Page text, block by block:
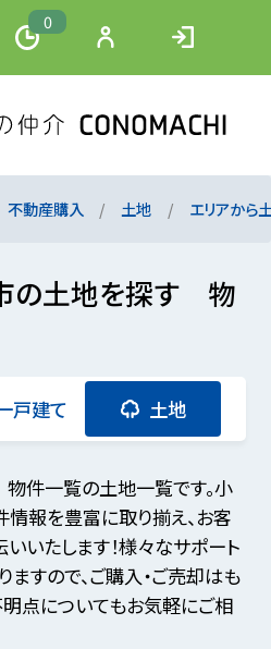
0
不動産購入 土地 エリアから
の土地を探す 物
戸建て 土地
件一覧の土地一覧です。小
報を豊富に取り揃え、お客
いたします！様々なサポート
すので、ご購入・ご売却はも
明点についてもお気軽にご相